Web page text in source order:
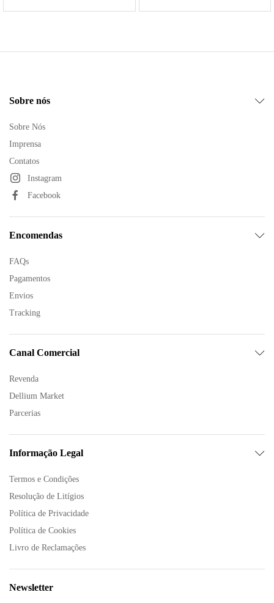
Sobre nós
Sobre Nós
Imprensa
Contatos
Instagram
Facebook
Encomendas
FAQs
Pagamentos
Envios
Tracking
Canal Comercial
Revenda
Dellium Market
Parcerias
Informação Legal
Termos e Condições
Resolução de Litígios
Política de Privacidade
Política de Cookies
Livro de Reclamações
Newsletter